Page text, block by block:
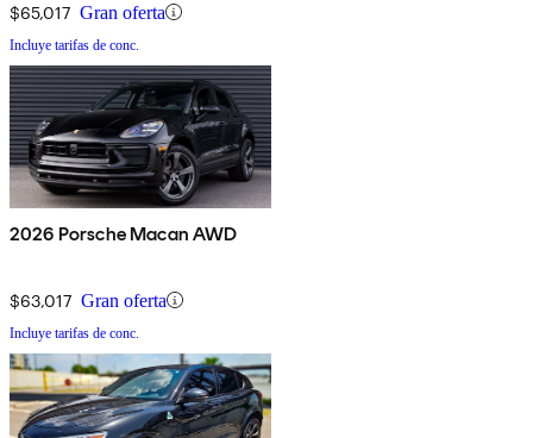
$65,017 Gran oferta
Incluye tarifas de conc.
2026 Porsche Macan AWD
$63,017 Gran oferta
Incluye tarifas de conc.